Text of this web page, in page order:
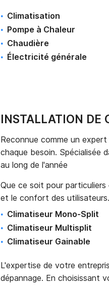
Climatisation
Pompe à Chaleur
Chaudière
Électricité générale
INSTALLATION DE
Reconnue comme un
chaque besoin. Spécialisée
au long de l'année
Que ce soit pour
et le confort des
Climatiseur Mono-Split
Climatiseur Multisplit
Climatiseur Gainable
L'expertise de votre
dépannage. En choisissant